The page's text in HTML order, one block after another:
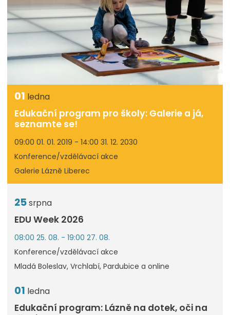
01 ledna
Edukační program pro školy: Galerie a já,
seznamte se!
09:00 01. 01. 2019 - 14:00 31. 12. 2030
Konference/vzdělávací akce
Galerie Lázně Liberec
25srpna
EDU Week 2026
08:00 25. 08. - 19:00 27. 08.
Konference/vzdělávací akce
Mladá Boleslav, Vrchlabí, Pardubice a online
01 ledna
Edukační program: Lázně na dotek, oči na